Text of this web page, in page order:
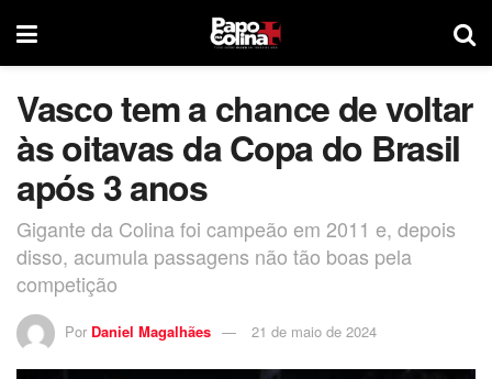
Vasco tem a chance de voltar
às oitavas da Copa do Brasil
após 3 anos
Gigante da Colina foi campeão em 2011 e, depois
disso, acumula passagens não tão boas pela
competição
Por Daniel Magalhães 21 de maio de 2024